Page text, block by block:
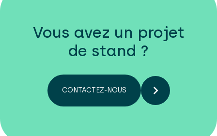
Vous avez un projet
de stand ?
CONTACTEZ-NOUS